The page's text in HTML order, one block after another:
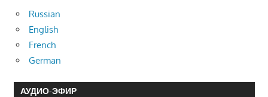
Russian
English
French
German
АУДИО-ЭФИР